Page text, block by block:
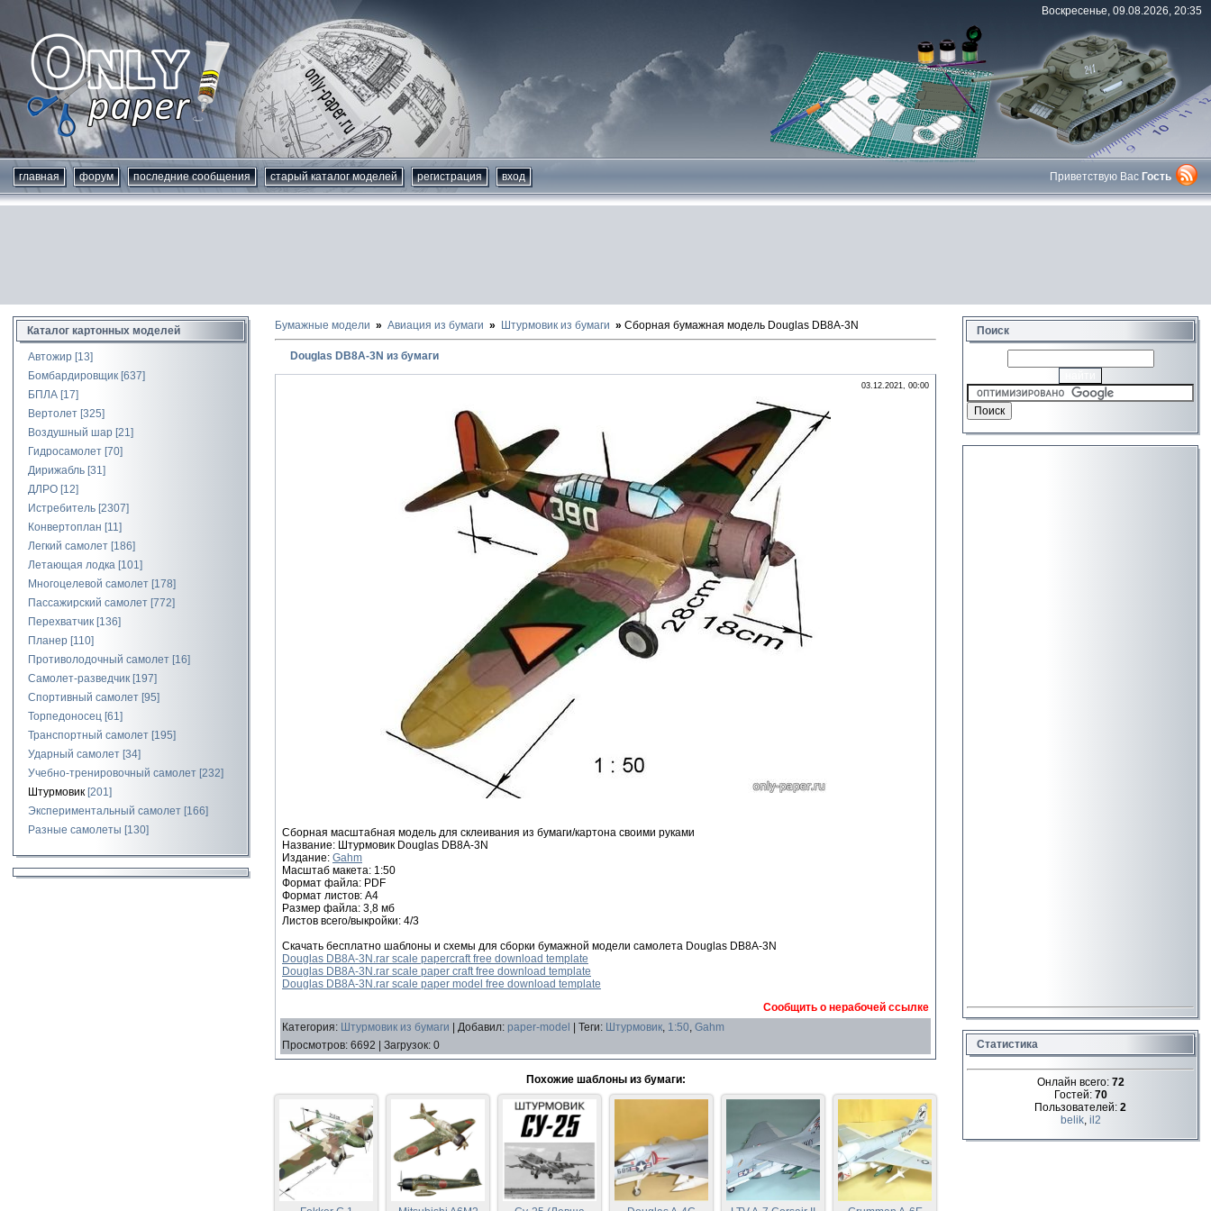
Воскресенье, 09.08.2026, 20:35
главная форум последние сообщения старый каталог моделей регистрация вход Приветствую Вас Гость
Каталог картонных моделей
Автожир [13]
Бомбардировщик [637]
БПЛА [17]
Вертолет [325]
Воздушный шар [21]
Гидросамолет [70]
Дирижабль [31]
ДЛРО [12]
Истребитель [2307]
Конвертоплан [11]
Легкий самолет [186]
Летающая лодка [101]
Многоцелевой самолет [178]
Пассажирский самолет [772]
Перехватчик [136]
Планер [110]
Противолодочный самолет [16]
Самолет-разведчик [197]
Спортивный самолет [95]
Торпедоносец [61]
Транспортный самолет [195]
Ударный самолет [34]
Учебно-тренировочный самолет [232]
Штурмовик [201]
Экспериментальный самолет [166]
Разные самолеты [130]
Бумажные модели Авиация из бумаги Штурмовик из бумаги Сборная бумажная модель Douglas DB8A-3N
Douglas DB8A-3N из бумаги
03.12.2021, 00:00
Сборная масштабная модель для склеивания из бумаги/картона своими руками
Название: Штурмовик Douglas DB8A-3N
Издание: Gahm
Масштаб макета: 1:50
Формат файла: PDF
Формат листов: A4
Размер файла: 3,8 мб
Листов всего/выкройки: 4/3
Скачать бесплатно шаблоны и схемы для сборки бумажной модели самолета Douglas DB8A-3N
Douglas DB8A-3N.rar scale papercraft free download template
Douglas DB8A-3N.rar scale paper craft free download template
Douglas DB8A-3N.rar scale paper model free download template
Сообщить о нерабочей ссылке
Категория: Штурмовик из бумаги Добавил: paper-model Теги: Штурмовик, 1:50, Gahm
Просмотров: 6692 Загрузок: 0
Похожие шаблоны из бумаги:
Поиск
Статистика
Онлайн всего: 72
Гостей: 70
Пользователей: 2
belik, il2